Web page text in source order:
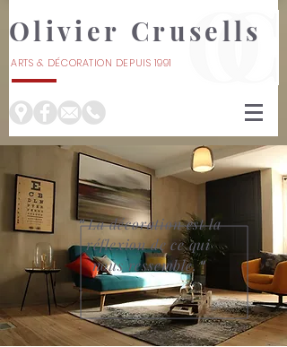
ARTS & DÉCORATION DEPUIS 1991
Olivier Crusells
" La décorationest la
réflexionde ce qui
nous ressemble."